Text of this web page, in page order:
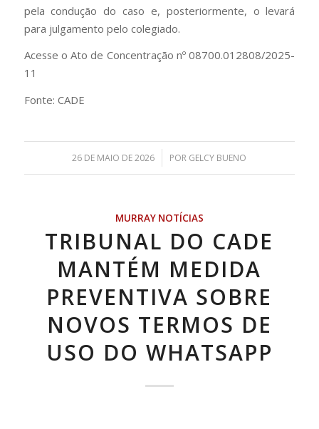
pela condução do caso e, posteriormente, o levará
para julgamento pelo colegiado.
Acesse o Ato de Concentração nº 08700.012808/2025-
11
Fonte: CADE
26 DE MAIO DE 2026
/ POR GELCY BUENO
MURRAY NOTÍCIAS
TRIBUNAL DO CADE
MANTÉM MEDIDA
PREVENTIVA SOBRE
NOVOS TERMOS DE
USO DO WHATSAPP